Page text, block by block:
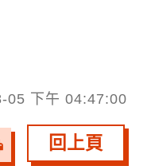
05 下午 04:47:00
友
回上頁